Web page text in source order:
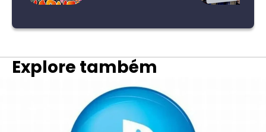
Explore também